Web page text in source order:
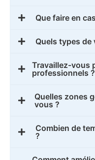
Que faire en
Quels types
Travaillez-vous
professionnels ?
Quelles zones
vous ?
Combien de
?